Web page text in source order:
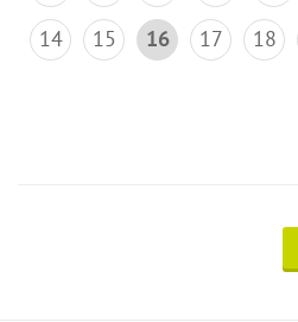
14
15 16 17 18